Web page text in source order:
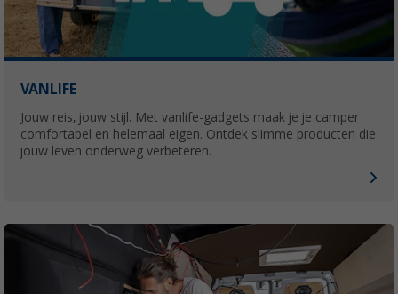
VANLIFE
Jouw reis, jouw stijl. Met vanlife-gadgets maak je je camper
comfortabel en helemaal eigen. Ontdek slimme producten die
jouw leven onderweg verbeteren.